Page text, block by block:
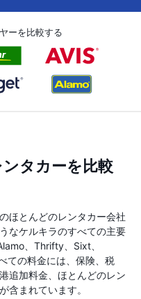
ーを比較する
タカーを比較
ほとんどのレンタカー会社
なケルキラのすべての主要
、Thrifty、Sixt、
ての料金には、保険、税
追加料金、ほとんどのレン
含まれています。